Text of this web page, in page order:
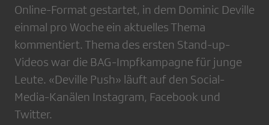
Online-Format gestartet, in dem Dominic Deville
einmal pro Woche ein aktuelles Thema
kommentiert. Thema des ersten Stand-up-
Videos war die BAG-Impfkampagne für junge
Leute. «Deville Push» läuft auf den Social-
Media-Kanälen Instagram, Facebook und
Twitter.